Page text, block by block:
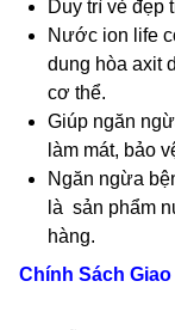
Duy trì vẻ đẹp
Nước ion life
dung hòa axit
cơ thể.
Giúp ngăn
làm mát, bảo
Ngăn ngừa
là sản phẩm
hàng.
Chính Sách